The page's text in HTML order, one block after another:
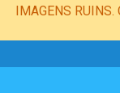
IMAGENS RUINS.